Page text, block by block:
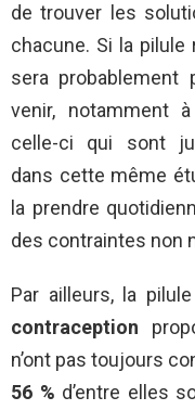
de trouver les
chacune. Si la
sera
venir, notamment
celle-ci qui sont
dans cette même
la prendre
des contraintes non
Par ailleurs, la
contraception
n’ont pas toujours
56 % d’entre elles